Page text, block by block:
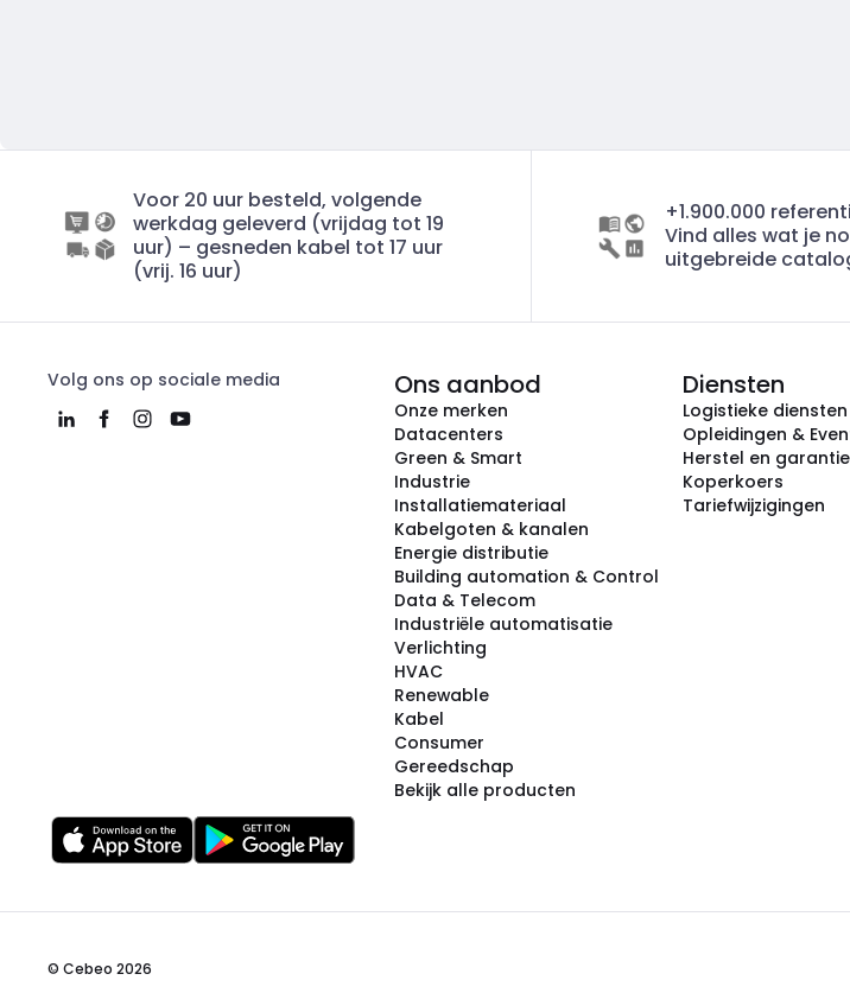
Voor 20 uur besteld, volgende
werkdag geleverd (vrijdag tot 19
uur) – gesneden kabel tot 17 uur
(vrij. 16 uur)
+1.900.000
Vind alles wat je
uitgebreide
Volg ons op sociale media Ons aanbod
Onze merken
Datacenters
Green & Smart
Industrie
Installatiemateriaal
Kabelgoten & kanalen
Energie distributie
Building automation & Control
Data & Telecom
Industriële automatisatie
Verlichting
HVAC
Renewable
Kabel
Consumer
Gereedschap
Bekijk alle producten
Diensten
Logistieke diensten
Opleidingen &
Herstel en garantie
Koperkoers
Tariefwijzigingen
© Cebeo 2026